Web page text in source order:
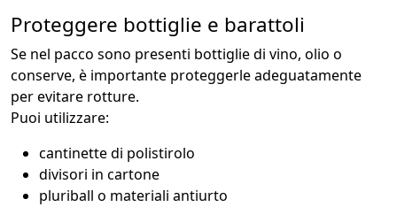
Proteggere bottiglie e barattoli
Se nel pacco sono presenti bottiglie di vino, olio o
conserve, è importante proteggerle adeguatamente
per evitare rotture.
Puoi utilizzare:
cantinette di polistirolo
divisori in cartone
pluriball o materiali antiurto